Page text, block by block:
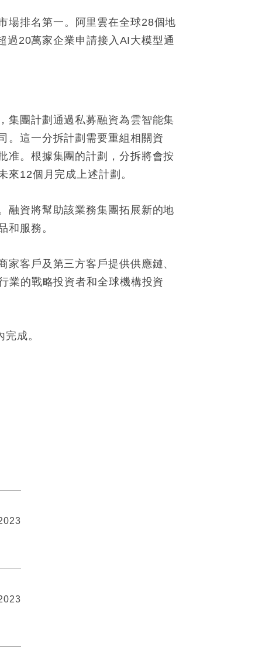
場排名第一。阿里雲在全球28個地
過20萬家企業申請接入AI大模型通
集團計劃通過私募融資為雲智能集
。這一分拆計劃需要重組相關資
准。根據集團的計劃，分拆將會按
12個月完成上述計劃。
融資將幫助該業務集團拓展新的地
和服務。
客戶及第三方客戶提供供應鏈、
業的戰略投資者和全球機構投資
成。